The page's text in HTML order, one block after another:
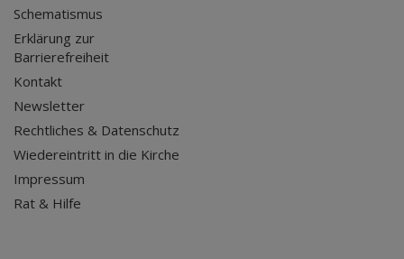
Schematismus
Erklärung zur
Barrierefreiheit
Kontakt
Newsletter
Rechtliches & Datenschutz
Wiedereintritt in die Kirche
Impressum
Rat & Hilfe